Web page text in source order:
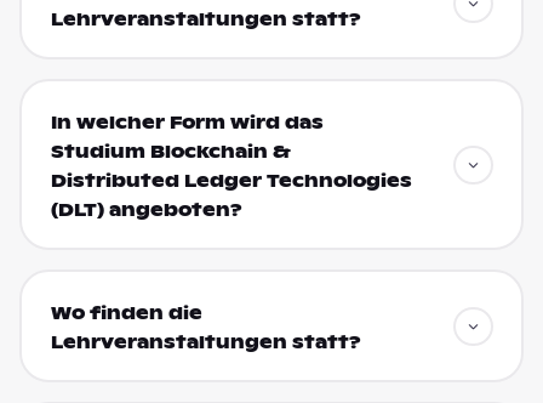
Lehrveranstaltungen statt?
In welcher Form wird das
Studium Blockchain &
Distributed Ledger Technologies
(DLT) angeboten?
Wo finden die
Lehrveranstaltungen statt?